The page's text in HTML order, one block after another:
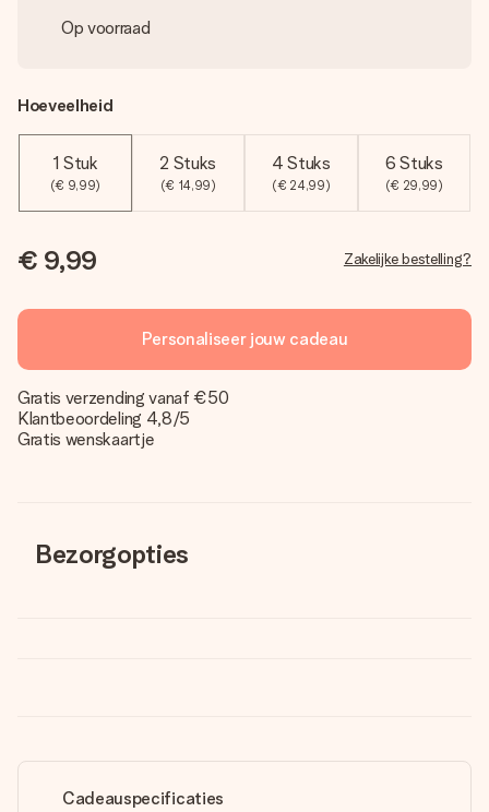
Op voorraad
Hoeveelheid
1 Stuk
(€ 9,99)
2 Stuks
(€ 14,99)
4 Stuks
(€ 24,99)
6 Stuks
(€ 29,99)
€ 9,99 Zakelijke bestelling?
Personaliseer jouw cadeau
Gratis verzending vanaf €50
Klantbeoordeling 4,8/5
Gratis wenskaartje
Bezorgopties
Cadeauspecificaties